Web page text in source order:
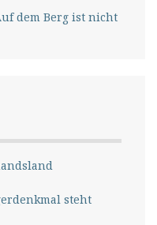
dem Berg ist nicht
steht